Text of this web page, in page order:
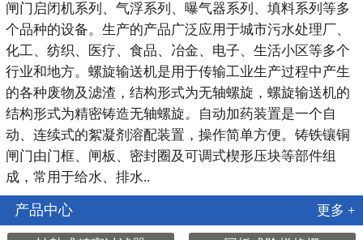
闸门启闭机系列、气浮系列、曝气器系列、填料系列等多
个品种的设备。生产的产品广泛应用于城市污水处理厂、
化工、纺织、医疗、食品、冶金、电子、生活小区等多个
行业和地方。螺旋输送机是用于传输工业生产过程中产生
的各种废物及滤渣，结构形式为无轴螺旋，螺旋输送机的
结构形式为精密铸造无轴螺旋。自动加药装置是一个自
动、连续式的絮凝剂溶配装置，操作简单方便。铸铁镶铜
闸门由门框、闸板、密封圈及可调式楔形压块等部件组
成，常用于给水、排水..
产品中心 更多 +